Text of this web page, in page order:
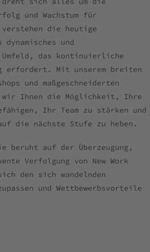
und Wachstum für
verstehen die heutige
und
Umfeld, das kontinuierliche
erfordert. Mit unserem breiten
und maßgeschneiderten
wir Ihnen die Möglichkeit, Ihre
Ihr Team zu stärken und
die nächste Stufe zu heben.
beruht auf der Überzeugung,
Verfolgung von New Work
den sich wandelnden
und Wettbewerbsvorteile